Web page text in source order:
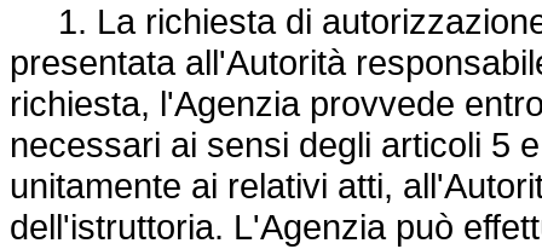
1. La richiesta di
presentata all'Autorità
richiesta, l'Agenzia provvede
necessari ai sensi degli articoli 5
unitamente ai relativi atti,
dell'istruttoria. L'Agenzia può